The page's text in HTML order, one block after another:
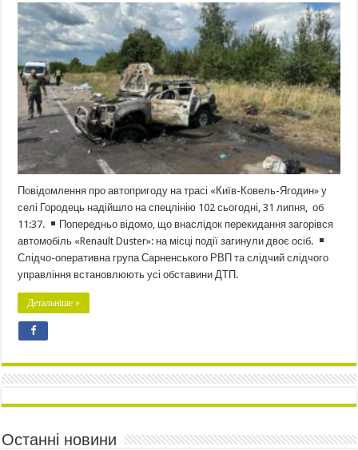
Повідомлення про автопригоду на трасі «Київ-Ковель-Ягодин» у
селі Городець надійшло на спецлінію 102 сьогодні, 31 липня, об
11:37.
Попередньо відомо, що внаслідок перекидання загорівся
автомобіль «Renault Duster»: на місці події загинули двоє осіб.
Слідчо-оперативна група Сарненського РВП та слідчий слідчого
управління встановлюють усі обставини ДТП.
Детальніше »
Останні новини